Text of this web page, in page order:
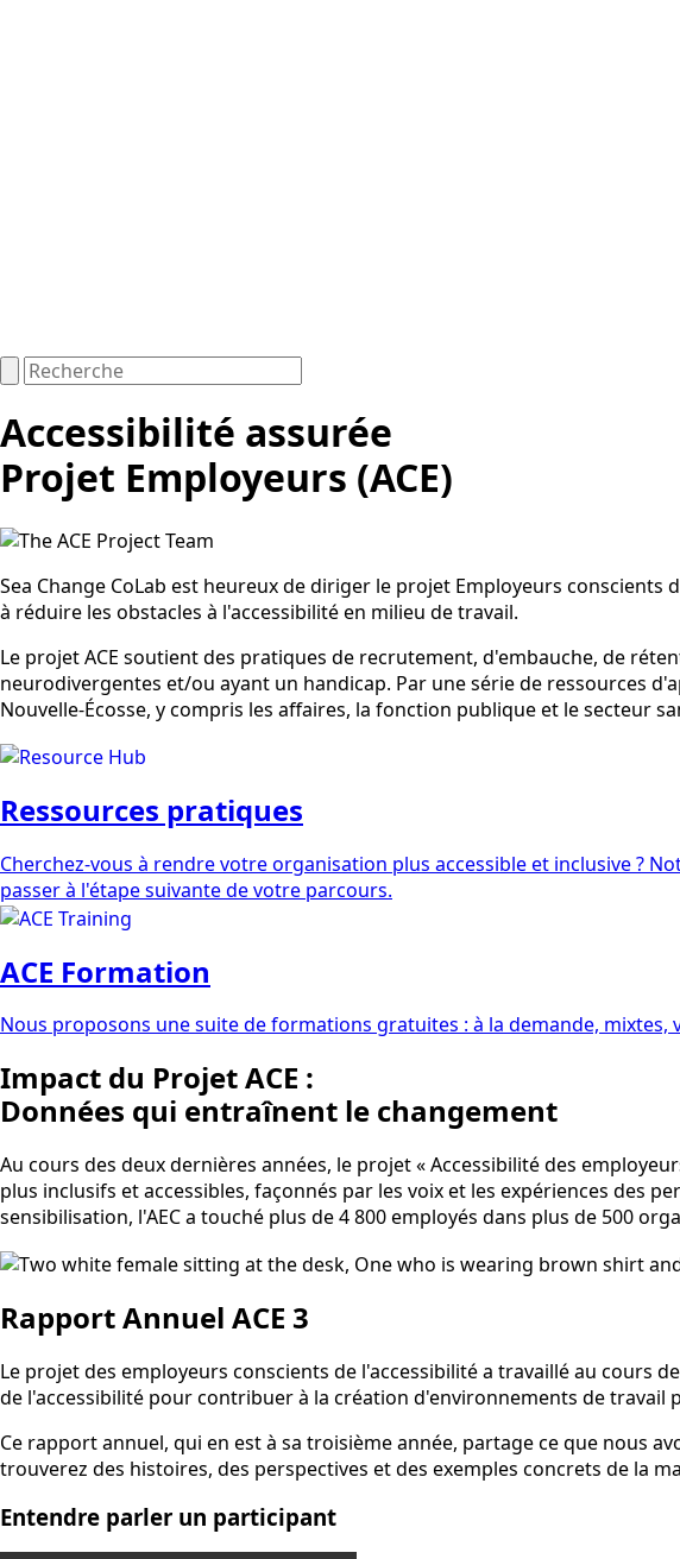
Accessibilité assurée
Projet Employeurs (ACE)
Sea Change CoLab est heureux de diriger le projet Employeurs
à réduire les obstacles à l'accessibilité en milieu de travail.
Le projet ACE soutient des pratiques de recrutement, d'embauche, de
neurodivergentes et/ou ayant un handicap. Par une série de ressources
Nouvelle-Écosse, y compris les affaires, la fonction publique et le secteur
Ressources pratiques
Cherchez-vous à rendre votre organisation plus accessible et inclusive ?
passer à l'étape suivante de votre parcours.
ACE Formation
Nous proposons une suite de formations gratuites : à la demande, mixtes,
Impact du Projet ACE :
Données qui entraînent le changement
Au cours des deux dernières années, le projet « Accessibilité des
plus inclusifs et accessibles, façonnés par les voix et les expériences des
sensibilisation, l'AEC a touché plus de 4 800 employés dans plus de 500
Rapport Annuel ACE 3
Le projet des employeurs conscients de l'accessibilité a travaillé au cours
de l'accessibilité pour contribuer à la création d'environnements de travail
Ce rapport annuel, qui en est à sa troisième année, partage ce que nous
trouverez des histoires, des perspectives et des exemples concrets de la
Entendre parler un participant